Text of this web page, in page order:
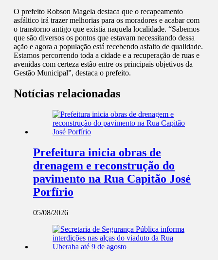
O prefeito Robson Magela destaca que o recapeamento
asfáltico irá trazer melhorias para os moradores e acabar com
o transtorno antigo que existia naquela localidade. “Sabemos
que são diversos os pontos que estavam necessitando dessa
ação e agora a população está recebendo asfalto de qualidade.
Estamos percorrendo toda a cidade e a recuperação de ruas e
avenidas com certeza estão entre os principais objetivos da
Gestão Municipal”, destaca o prefeito.
Notícias relacionadas
Prefeitura inicia obras de
drenagem e reconstrução do
pavimento na Rua Capitão José
Porfírio
05/08/2026